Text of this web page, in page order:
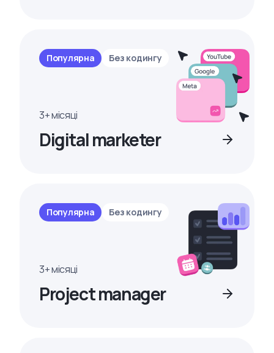
Популярна Без кодингу
3+ місяці
Digital marketer
Популярна Без кодингу
3+ місяці
Project manager